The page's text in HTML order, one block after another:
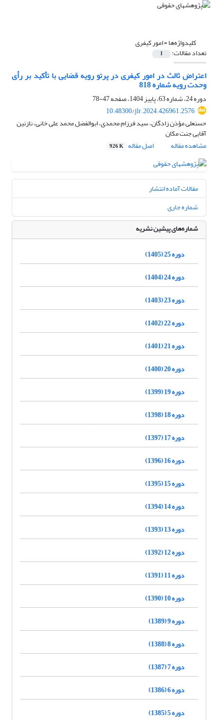
کلیدواژه‌ها =امور کیفری
تعداد مقالات: 1
اعتراض ثالث در امور کیفری در پرتو رویه قضایی با تأکید بر رأی
وحدت رویه شماره 818
دوره 24، شماره 63، پاییز 1404، صفحه
47-78
10.48300/jlr.2024.426961.2576
حسنعلی مؤذن زادگان، سید فرزام محمدی، ابوالفضل محمد علی خانی، نازنین
آقایی جنت مکان
مشاهده مقاله
اصل مقاله 926 K
مقالات آماده انتشار
شماره جاری
شماره‌های پیشین نشریه
دوره 25 (1405)
دوره 24 (1404)
دوره 23 (1403)
دوره 22 (1402)
دوره 21 (1401)
دوره 20 (1400)
دوره 19 (1399)
دوره 18 (1398)
دوره 17 (1397)
دوره 16 (1396)
دوره 15 (1395)
دوره 14 (1394)
دوره 13 (1393)
دوره 12 (1392)
دوره 11 (1391)
دوره 10 (1390)
دوره 9 (1389)
دوره 8 (1388)
دوره 7 (1387)
دوره 6 (1386)
دوره 5 (1385)